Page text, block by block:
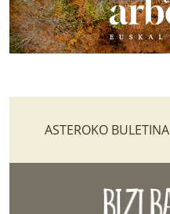
ASTEROKO BULETINA